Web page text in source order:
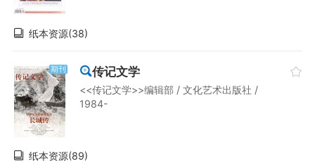
纸本资源(38)
期刊 传记文学
<<传记文学>>编辑部 / 文化艺术出版社 /
1984-
纸本资源(89)